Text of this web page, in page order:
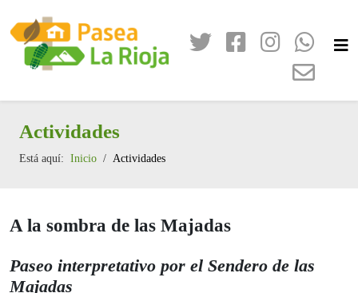
Actividades
Está aquí: Inicio Actividades
A la sombra de las Majadas
Paseo interpretativo por el Sendero de las
Majadas